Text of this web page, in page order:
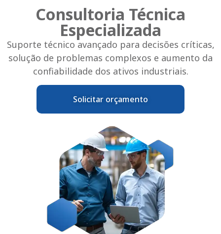
Consultoria Técnica
Especializada
Suporte técnico avançado para decisões críticas,
solução de problemas complexos e aumento da
confiabilidade dos ativos industriais.
Solicitar orçamento